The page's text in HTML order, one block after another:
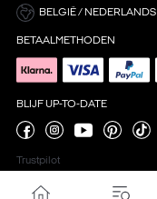
BELGIË / NEDERLANDS
BETAALMETHODEN
BLIJF UP-TO-DATE
Trustpilot